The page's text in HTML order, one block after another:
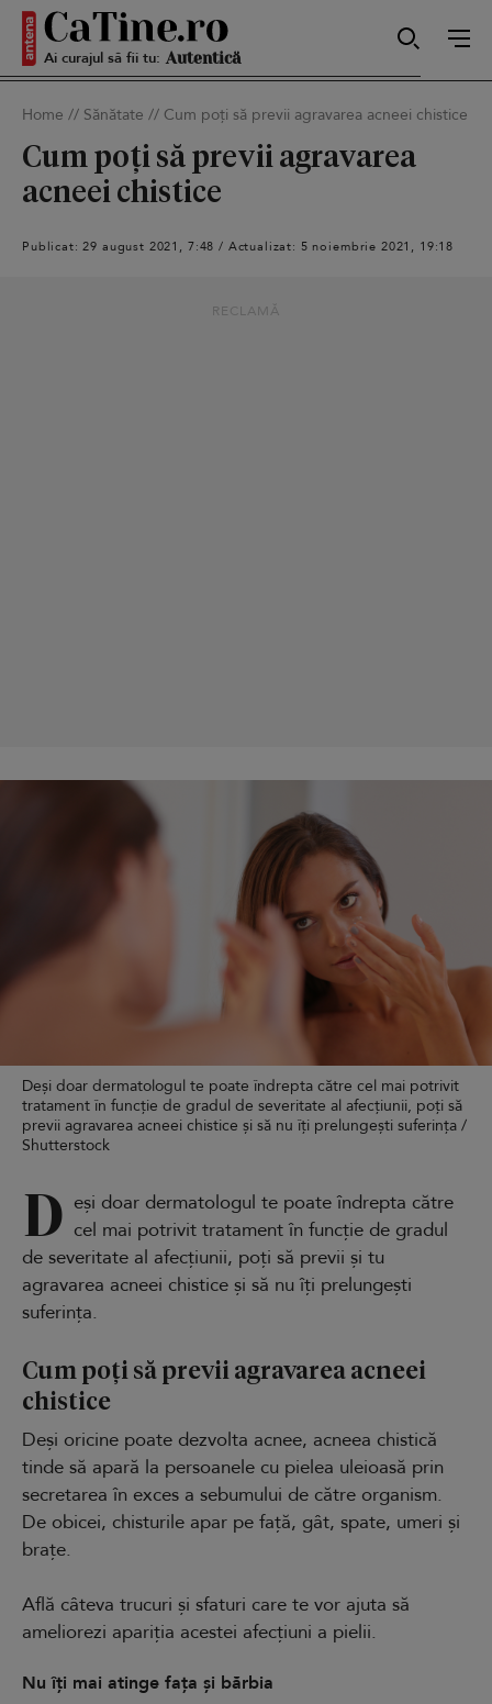
Ai curajul să fii tu: Sexy
Autentică
Home // Sănătate // Cum poți să previi agravarea acneei chistice
Cum poți să previi agravarea
acneei chistice
Publicat: 29 august 2021, 7:48 / Actualizat: 5 noiembrie 2021, 19:18
RECLAMĂ
Deși doar dermatologul te poate îndrepta către cel mai potrivit
tratament în funcție de gradul de severitate al afecțiunii, poți să
previi agravarea acneei chistice și să nu îți prelungești suferința /
Shutterstock
D eși doar dermatologul te poate îndrepta către
cel mai potrivit tratament în funcție de gradul
de severitate al afecțiunii, poți să previi și tu
agravarea acneei chistice și să nu îți prelungești
suferința.
Cum poți să previi agravarea acneei
chistice
Deși oricine poate dezvolta acnee, acneea chistică
tinde să apară la persoanele cu pielea uleioasă prin
secretarea în exces a sebumului de către organism.
De obicei, chisturile apar pe față, gât, spate, umeri și
brațe.
Află câteva trucuri și sfaturi care te vor ajuta să
ameliorezi apariția acestei afecțiuni a pielii.
Nu îți mai atinge fața și bărbia